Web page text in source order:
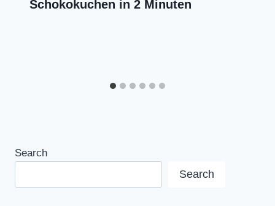
Schokokuchen in 2 Minuten
Search
Search